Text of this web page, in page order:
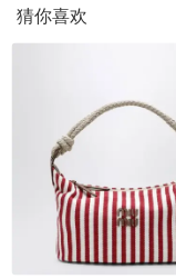
猜你喜欢